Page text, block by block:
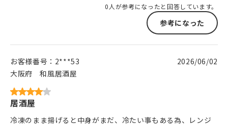
0人が参考になったと回答しています。
参考になった
お客様番号： 2***53
大阪府
和風居酒屋
2026/06/02
居酒屋
冷凍のまま揚げると中身がまだ、冷たい事もある為、レンジ